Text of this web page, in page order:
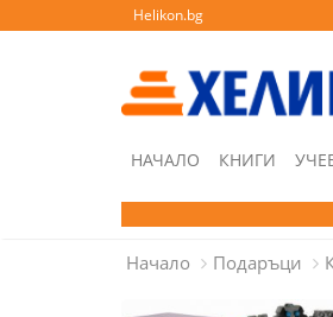
Helikon.bg
НАЧАЛО КНИГИ
Начало Подаръци